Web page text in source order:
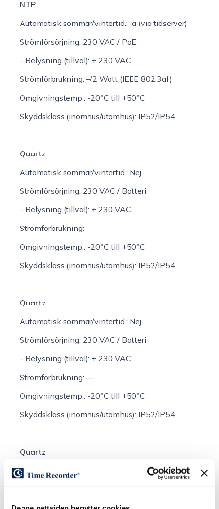
NTP
Automatisk sommar/vintertid.: Ja (via tidserver)
Strömförsörjning: 230 VAC / PoE
– Belysning (tillval): + 230 VAC
Strömförbrukning: –/2 Watt (IEEE 802.3af)
Omgivningstemp.: -20°C till +50°C
Skyddsklass (inomhus/utomhus): IP52/IP54
Quartz
Automatisk sommar/vintertid.: Nej
Strömförsörjning: 230 VAC / Batteri
– Belysning (tillval): + 230 VAC
Strömförbrukning: —
Omgivningstemp.: -20°C till +50°C
Skyddsklass (inomhus/utomhus): IP52/IP54
Quartz
Automatisk sommar/vintertid.: Nej
Strömförsörjning: 230 VAC / Batteri
– Belysning (tillval): + 230 VAC
Strömförbrukning: —
Omgivningstemp.: -20°C till +50°C
Skyddsklass (inomhus/utomhus): IP52/IP54
Quartz
Automatisk sommar/vintertid.:
Strömförsörjning:230 VAC / Batteri